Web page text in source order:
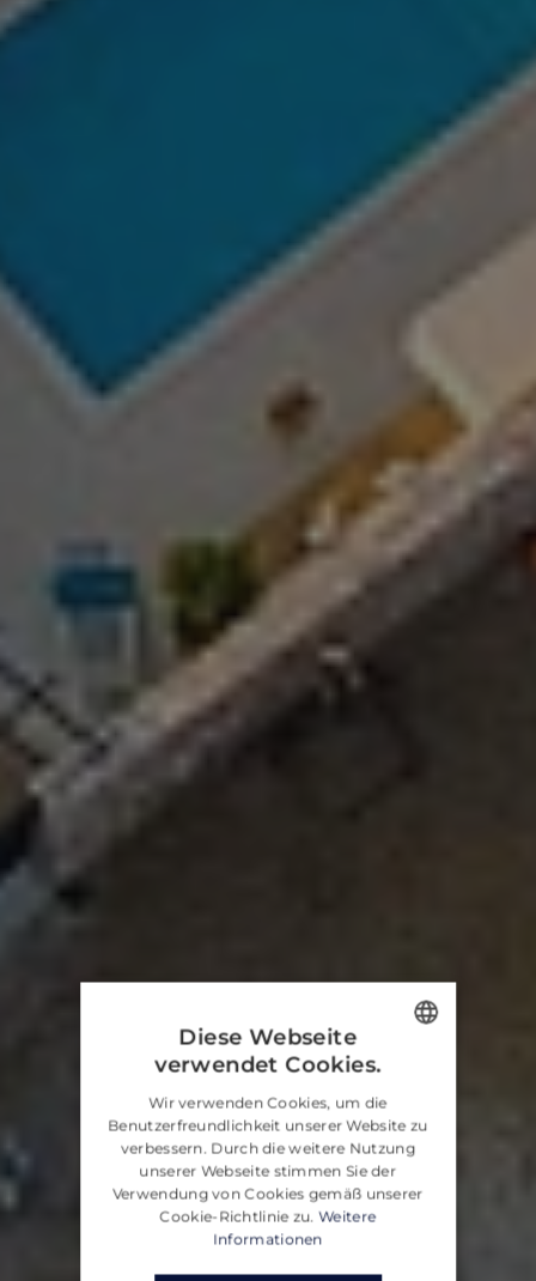
ENGLISH
GERMAN
Diese Webseite
verwendet Cookies.
Wir verwenden Cookies, um die
Benutzerfreundlichkeit unserer Website zu
verbessern. Durch die weitere Nutzung
unserer Webseite stimmen Sie der
Verwendung von Cookies gemäß unserer
Cookie-Richtlinie zu. Weitere
Informationen